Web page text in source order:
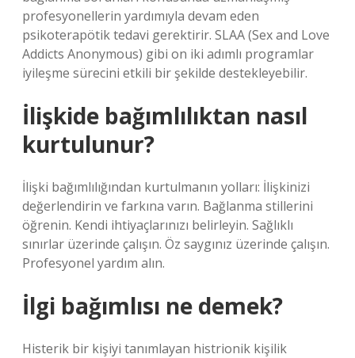
profesyonellerin yardımıyla devam eden
psikoterapötik tedavi gerektirir. SLAA (Sex and Love
Addicts Anonymous) gibi on iki adımlı programlar
iyileşme sürecini etkili bir şekilde destekleyebilir.
İlişkide bağımlılıktan nasıl
kurtulunur?
İlişki bağımlılığından kurtulmanın yolları: İlişkinizi
değerlendirin ve farkına varın. Bağlanma stillerini
öğrenin. Kendi ihtiyaçlarınızı belirleyin. Sağlıklı
sınırlar üzerinde çalışın. Öz saygınız üzerinde çalışın.
Profesyonel yardım alın.
İlgi bağımlısı ne demek?
Histerik bir kişiyi tanımlayan histrionik kişilik